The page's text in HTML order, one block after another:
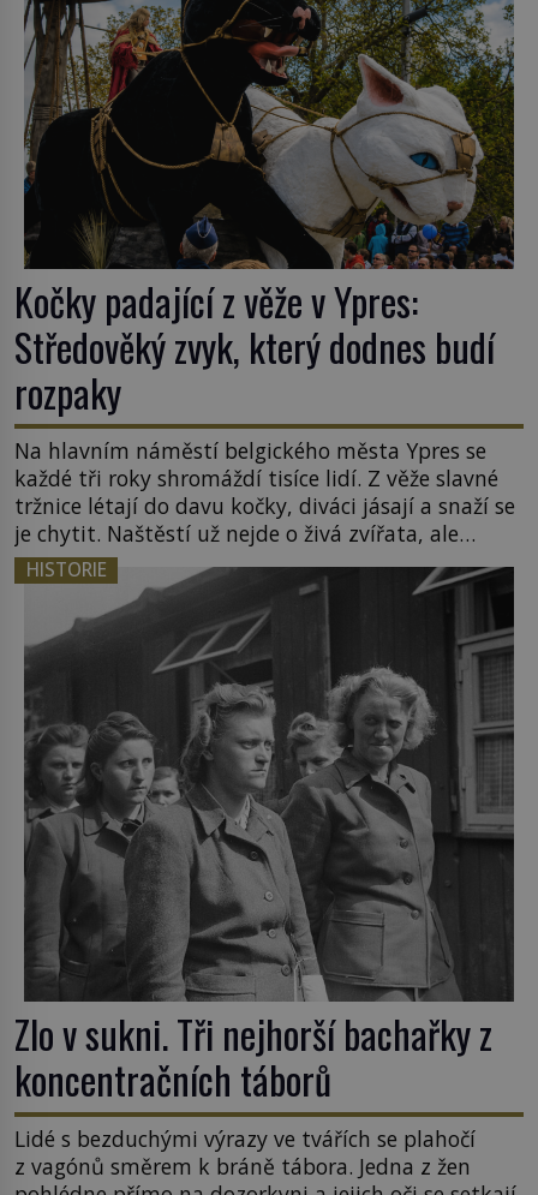
Kočky padající z věže v Ypres:
Středověký zvyk, který dodnes budí
rozpaky
Na hlavním náměstí belgického města Ypres se
každé tři roky shromáždí tisíce lidí. Z věže slavné
tržnice létají do davu kočky, diváci jásají a snaží se
je chytit. Naštěstí už nejde o živá zvířata, ale
jenom o plyšové suvenýry. Kdysi to ale bylo jinak.
Tato veselá podívaná připomíná jeden z
nejpodivnějších a zároveň nejkrutějších zvyků […]
HISTORIE
Zlo v sukni. Tři nejhorší bachařky z
koncentračních táborů
Lidé s bezduchými výrazy ve tvářích se plahočí
z vagónů směrem k bráně tábora. Jedna z žen